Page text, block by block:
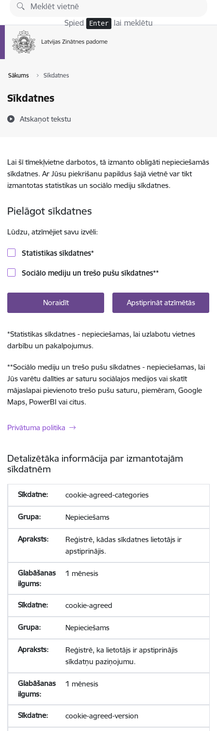
Pāriet uz lapas saturu
Spied Enter lai meklētu
Sākums Sīkdatnes
Sīkdatnes
Atskaņot tekstu
Lai šī tīmekļvietne darbotos, tā izmanto obligāti nepieciešamās
sīkdatnes. Ar Jūsu piekrišanu papildus šajā vietnē var tikt
izmantotas statistikas un sociālo mediju sīkdatnes.
Pielāgot sīkdatnes
Lūdzu, atzīmējiet savu izvēli:
Statistikas sīkdatnes*
Sociālo mediju un trešo pušu sīkdatnes**
Noraidīt Apstiprināt atzīmētās
*Statistikas sīkdatnes - nepieciešamas, lai uzlabotu vietnes
darbību un pakalpojumus.
**Sociālo mediju un trešo pušu sīkdatnes - nepieciešamas, lai
Jūs varētu dalīties ar saturu sociālajos medijos vai skatīt
mājaslapai pievienoto trešo pušu saturu, piemēram, Google
Maps, PowerBI vai citus.
Privātuma politika
Detalizētāka informācija par izmantotajām
sīkdatnēm
cookie-agreed-categories
Nepieciešams
Reģistrē, kādas sīkdatnes lietotājs ir
apstiprinājis.
1 mēnesis
cookie-agreed
Nepieciešams
Reģistrē, ka lietotājs ir apstiprinājis
sīkdatņu paziņojumu.
1 mēnesis
cookie-agreed-version